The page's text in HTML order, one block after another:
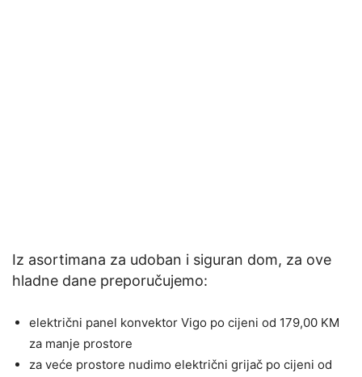
Iz asortimana za udoban i siguran dom, za ove
hladne dane preporučujemo:
električni panel konvektor Vigo po cijeni od 179,00 KM
za manje prostore
za veće prostore nudimo električni grijač po cijeni od